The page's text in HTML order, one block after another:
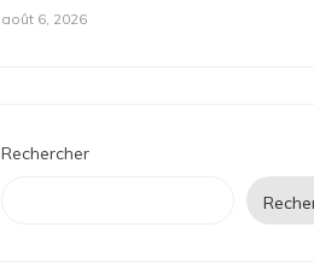
août 6, 2026
Rechercher